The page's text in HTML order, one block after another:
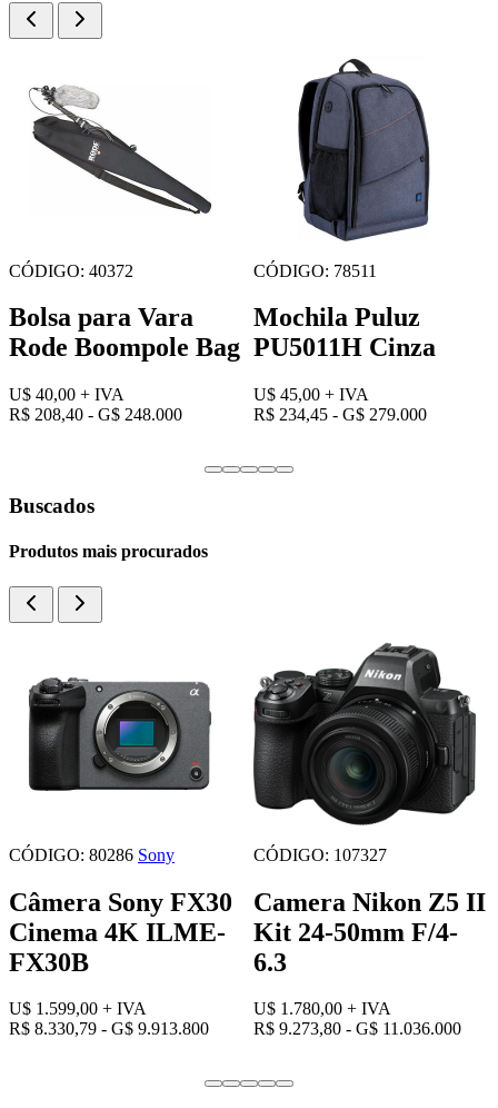
CÓDIGO: 81078
Maleta E-image
Oscar S20
U$ 130,00+ IVA
R$ 677,30 - G$ 806.000
CÓDIGO: 88879
Maleta Benro Hiker
200
U$ 80,00 + IVA
R$ 416,80 - G$ 496.000
Buscados
Produtos mais procurados
CÓDIGO: 80286 Sony
Câmera Sony FX30
Cinema 4K ILME-
FX30B
U$ 1.599,00 + IVA
R$ 8.330,79 - G$ 9.913.800
CÓDIGO: 107327
Camera Nikon Z5 II
Kit 24-50mm F/4-
6.3
U$ 1.780,00 + IVA
R$ 9.273,80 - G$ 11.036.000